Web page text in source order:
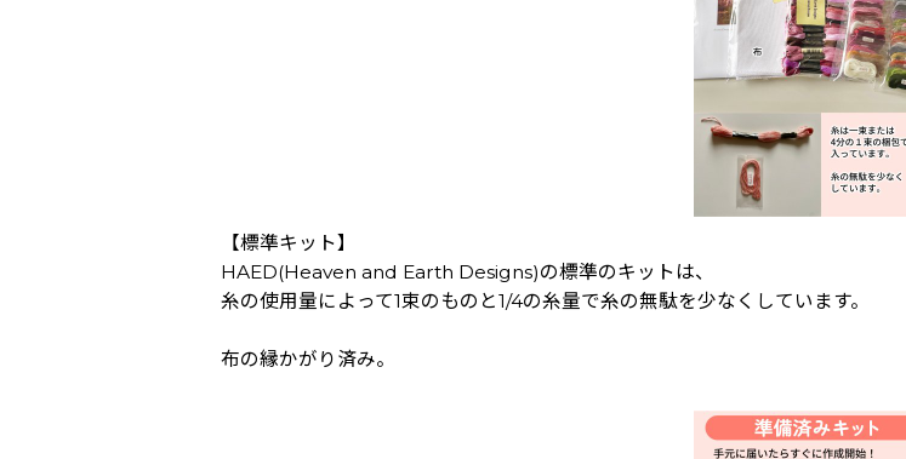
【標準キット】
HAED(Heaven and Earth Designs)の標準のキットは、
糸の使用量によって1束のものと1/4の糸量で糸の無駄を少なくしています。
布の縁かがり済み。